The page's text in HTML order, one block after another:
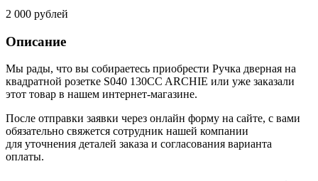
2 000 рублей
Описание
Мы рады, что вы собираетесь приобрести Ручка дверная на
квадратной розетке S040 130CC ARCHIE или уже заказали
этот товар в нашем интернет-магазине.
После отправки заявки через онлайн форму на сайте, с вами
обязательно свяжется сотрудник нашей компании
для уточнения деталей заказа и согласования варианта
оплаты.